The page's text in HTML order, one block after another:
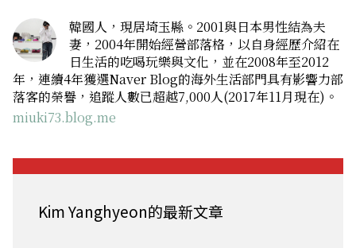
韓國人，現居埼玉縣。2001與日本男性結為夫
妻，2004年開始經營部落格，以自身經歷介紹在
日生活的吃喝玩樂與文化，並在2008年至2012
年，連續4年獲選Naver Blog的海外生活部門具有影響力部
落客的榮譽，追蹤人數已超越7,000人(2017年11月現在)。
miuki73.blog.me
Kim Yanghyeon的最新文章